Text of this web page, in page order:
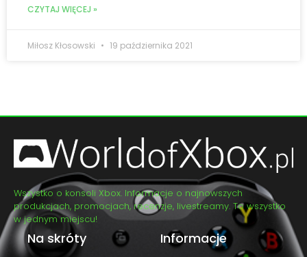
CZYTAJ WIĘCEJ »
Miłosz Kłosowski 19 października 2021
Wszystko o konsoli Xbox. Informacje o najnowszych
produkcjach, promocjach, recenzje, livestreamy. To wszystko
w jednym miejscu!
Na skróty Informacje